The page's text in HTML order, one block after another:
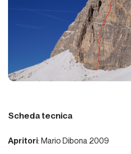
Beppe
papere
Scheda tecnica
Apritori: Mario Dibona 2009